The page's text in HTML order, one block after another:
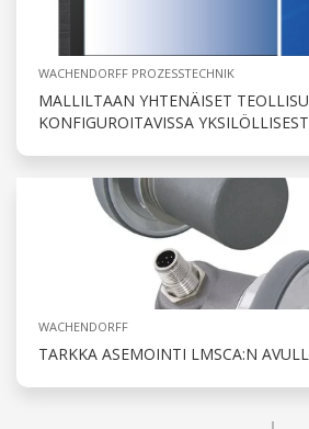
WACHENDORFF PROZESSTECHNIK
MALLILTAAN YHTENÄISET
KONFIGUROITAVISSA
WACHENDORFF
TARKKA ASEMOINTI LMSCA:N